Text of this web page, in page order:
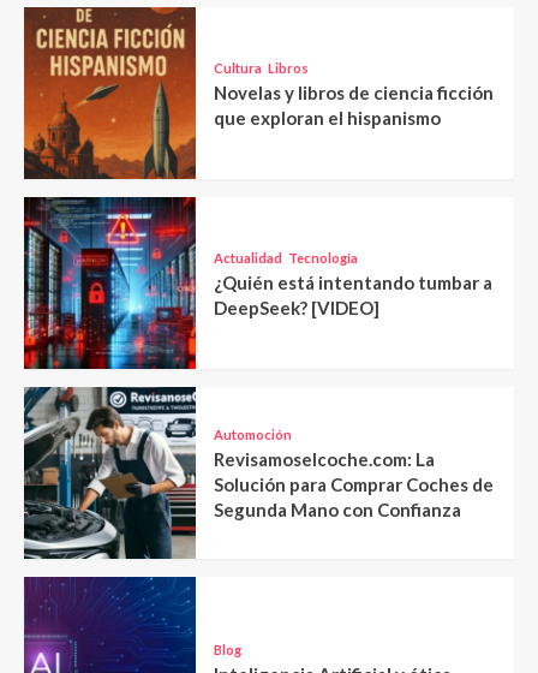
Cultura Libros
Novelas y libros de ciencia ficción
que exploran el hispanismo
Actualidad Tecnología
¿Quién está intentando tumbar a
DeepSeek? [VIDEO]
Automoción
Revisamoselcoche.com: La
Solución para Comprar Coches de
Segunda Mano con Confianza
Blog